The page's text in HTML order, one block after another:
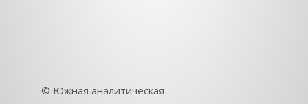
© Южная аналитическая